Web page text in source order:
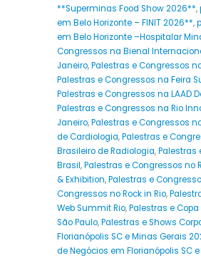
**Superminas Food Show 2026**,
em Belo Horizonte – FINIT 2026**,
em Belo Horizonte –Hospitalar
Congressos na Bienal
Janeiro,Palestras e Congressos
Palestras e Congressos na Feira
Palestras e Congressos na LAAD
Palestras e Congressos na Rio
Janeiro,Palestras e Congressos
de Cardiologia,Palestras e
Brasileiro de Radiologia,Palestras
Brasil,Palestras e Congressos no
& Exhibition,Palestras e
Congressos no Rock in Rio,
Web Summit Rio,Palestras e
São Paulo,Palestras e Shows
Florianópolis SC e Minas Gerais
de Negócios em Florianópolis SC